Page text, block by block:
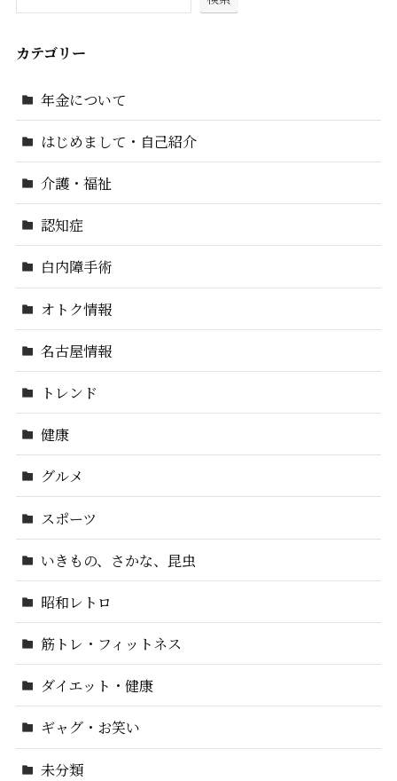
カテゴリー
年金について
はじめまして・自己紹介
介護・福祉
認知症
白内障手術
オトク情報
名古屋情報
トレンド
健康
グルメ
スポーツ
いきもの、さかな、昆虫
昭和レトロ
筋トレ・フィットネス
ダイエット・健康
ギャグ・お笑い
未分類